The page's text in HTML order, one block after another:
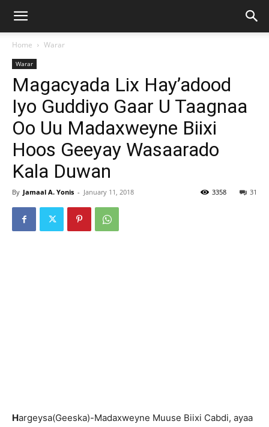
Home Warar
Warar
Magacyada Lix Hay’adood
Iyo Guddiyo Gaar U Taagnaa
Oo Uu Madaxweyne Biixi
Hoos Geeyay Wasaarado
Kala Duwan
By Jamaal A. Yonis - January 11, 2018 31
3358
Hargeysa(Geeska)-Madaxweyne Muuse Biixi Cabdi, ayaa